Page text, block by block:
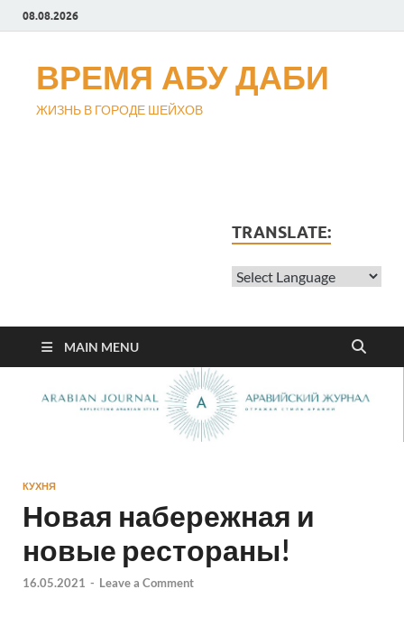
08.08.2026
ВРЕМЯ АБУ ДАБИ
ЖИЗНЬ В ГОРОДЕ ШЕЙХОВ
TRANSLATE:
MAIN MENU
КУХНЯ
Новая набережная и
новые рестораны!
16.05.2021 - Leave a Comment